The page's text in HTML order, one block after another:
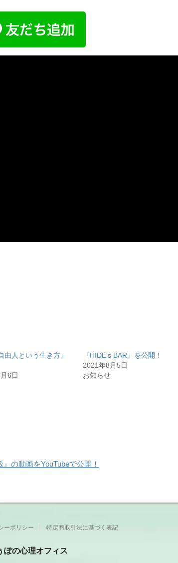
由人という生き方』
6日
『HIDE's BAR』を公開！
2021年8月5日
お知らせ
の動画をYouTubeで公開！
ーポリシー 特定商取引法に基づく表記
ぽの心理オフィス